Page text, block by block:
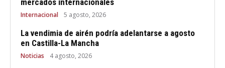
Internacional 5 agosto, 2026
La vendimia de airén podría adelantarse a agosto
en Castilla-La Mancha
Noticias 4 agosto, 2026